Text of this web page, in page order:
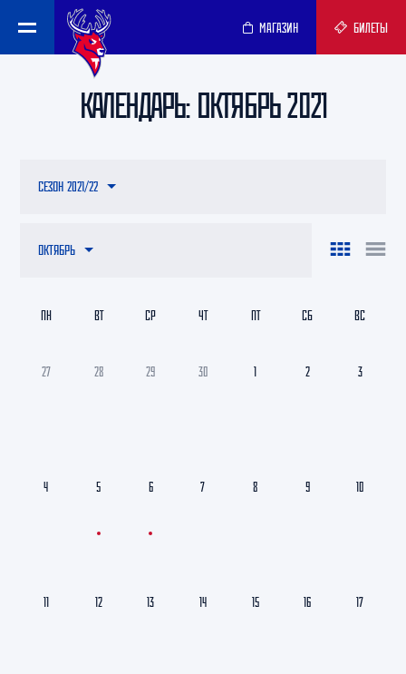
МАГАЗИН БИЛЕТЫ
КАЛЕНДАРЬ: ОКТЯБРЬ 2021
ОКТЯБРЬ
СЕЗОН 2021/22
27 28 29 30 1 2 3
4 5 6 7 8 9 10
11 12 13 14 15 16 17
ПН ВТ СР ЧТ ПТ СБ ВС